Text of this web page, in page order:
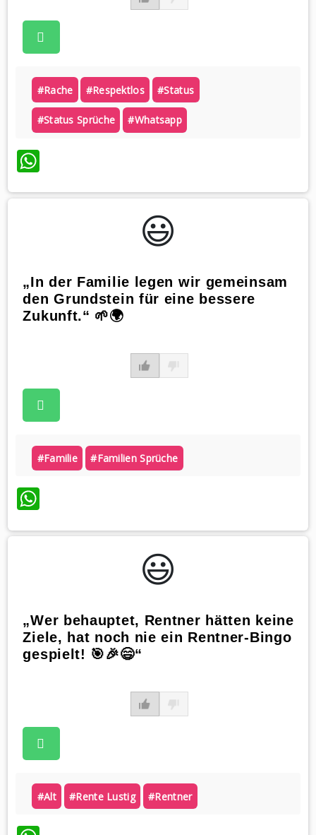
#rache #respektlos #status
#status Sprüche #whatsapp
WhatsApp
😃️
„In der Familie legen wir gemeinsam
den Grundstein für eine bessere
Zukunft.“ 🌱🌍
#familie #familien Sprüche
WhatsApp
😃️
„Wer behauptet, Rentner hätten keine
Ziele, hat noch nie ein Rentner-Bingo
gespielt! 🎯🎉😄“
#alt #rente Lustig #rentner